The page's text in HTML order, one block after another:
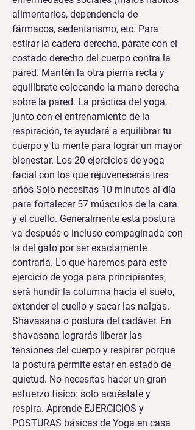
alimentarios, dependencia de
fármacos, sedentarismo, etc. Para
estirar la cadera derecha, párate con el
costado derecho del cuerpo contra la
pared. Mantén la otra pierna recta y
equilíbrate colocando la mano derecha
sobre la pared. La práctica del yoga,
junto con el entrenamiento de la
respiración, te ayudará a equilibrar tu
cuerpo y tu mente para lograr un mayor
bienestar. Los 20 ejercicios de yoga
facial con los que rejuvenecerás tres
años Solo necesitas 10 minutos al día
para fortalecer 57 músculos de la cara
y el cuello. Generalmente esta postura
va después o incluso compaginada con
la del gato por ser exactamente
contraria. Lo que haremos para este
ejercicio de yoga para principiantes,
será hundir la columna hacia el suelo,
extender el cuello y sacar las nalgas.
Shavasana o postura del cadáver. En
shavasana lograrás liberar las
tensiones del cuerpo y respirar porque
la postura permite estar en estado de
quietud. No necesitas hacer un gran
esfuerzo físico: solo acuéstate y
respira. Aprende EJERCICIOS y
POSTURAS básicas de Yoga en casa